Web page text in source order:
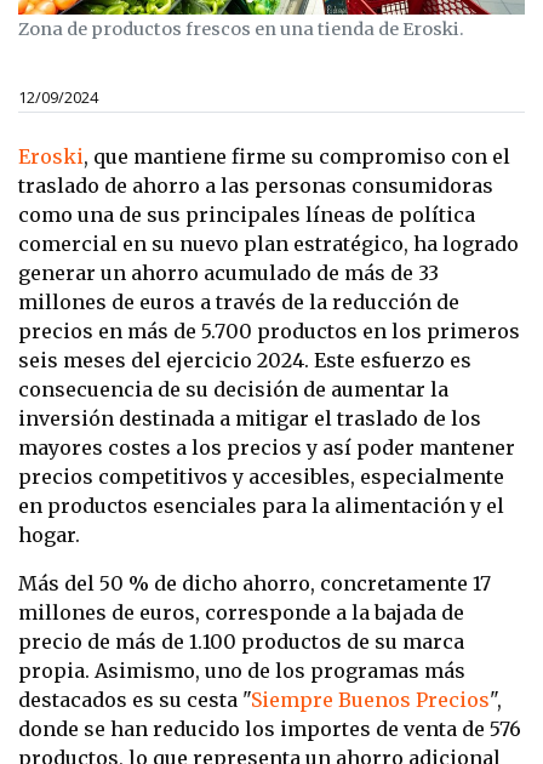
Zona de productos frescos en una tienda de Eroski.
12/09/2024
Eroski, que mantiene firme su compromiso con el
traslado de ahorro a las personas consumidoras
como una de sus principales líneas de política
comercial en su nuevo plan estratégico, ha logrado
generar un ahorro acumulado de más de 33
millones de euros a través de la reducción de
precios en más de 5.700 productos en los primeros
seis meses del ejercicio 2024. Este esfuerzo es
consecuencia de su decisión de aumentar la
inversión destinada a mitigar el traslado de los
mayores costes a los precios y así poder mantener
precios competitivos y accesibles, especialmente
en productos esenciales para la alimentación y el
hogar.
Más del 50 % de dicho ahorro, concretamente 17
millones de euros, corresponde a la bajada de
precio de más de 1.100 productos de su marca
propia. Asimismo, uno de los programas más
destacados es su cesta "Siempre Buenos Precios",
donde se han reducido los importes de venta de 576
productos, lo que representa un ahorro adicional